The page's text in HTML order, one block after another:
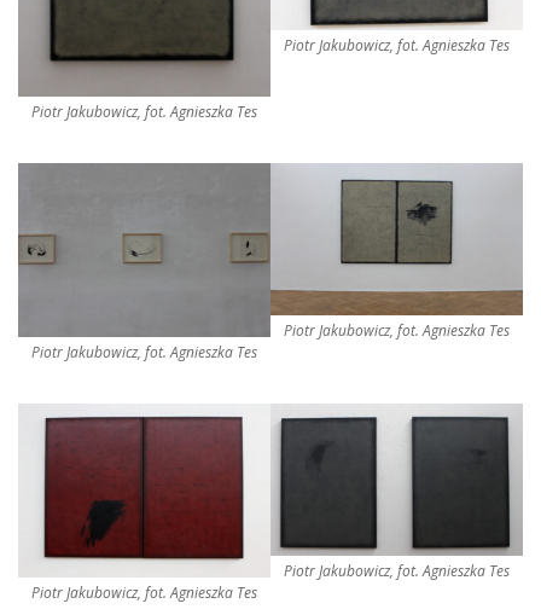
Piotr Jakubowicz, fot. Agnieszka Tes
Piotr Jakubowicz, fot. Agnieszka Tes
Piotr Jakubowicz, fot. Agnieszka Tes
Piotr Jakubowicz, fot. Agnieszka Tes
Piotr Jakubowicz, fot. Agnieszka Tes
Piotr Jakubowicz, fot. Agnieszka Tes